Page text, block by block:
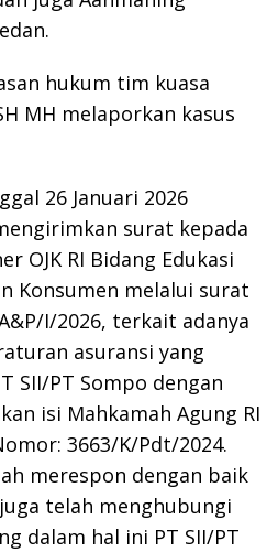
hukum tim kuasa
MH melaporkan kasus
26 Januari 2026
surat kepada
OJK RI Bidang Edukasi
Konsumen melalui surat
I/2026, terkait adanya
asuransi yang
SII/PT Sompo dengan
isi Mahkamah Agung RI
3663/K/Pdt/2024.
merespon dengan baik
telah menghubungi
dalam hal ini PT SII/PT